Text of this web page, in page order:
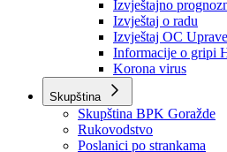
Obavještenja i izvještaji
Obavještenja Vlade
Izvještajno
Izvještaj o radu
Izvještaj OC Uprave
Informacije o gripi
Korona virus
Skupština